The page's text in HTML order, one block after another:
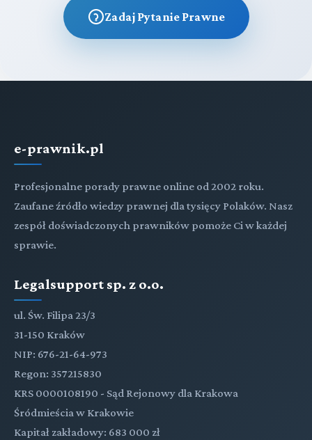
Zadaj Pytanie Prawne
e-prawnik.pl
Profesjonalne porady prawne online od 2002 roku.
Zaufane źródło wiedzy prawnej dla tysięcy Polaków. Nasz
zespół doświadczonych prawników pomoże Ci w każdej
sprawie.
Legalsupport sp. z o.o.
ul. Św. Filipa 23/3
31-150 Kraków
NIP: 676-21-64-973
Regon: 357215830
KRS 0000108190 - Sąd Rejonowy dla Krakowa
Śródmieścia w Krakowie
Kapitał zakładowy: 683 000 zł